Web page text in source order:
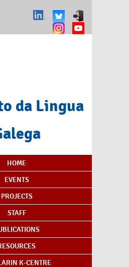
da Lingua
HOME
EVENTS
PROJECTS
STAFF
K-CENTRE